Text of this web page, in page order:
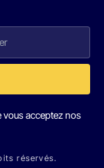
acceptez nos
réservés.